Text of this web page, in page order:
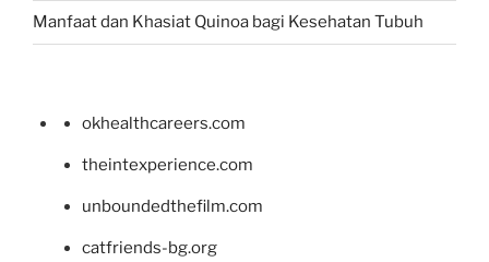
Manfaat dan Khasiat Quinoa bagi Kesehatan Tubuh
okhealthcareers.com
theintexperience.com
unboundedthefilm.com
catfriends-bg.org